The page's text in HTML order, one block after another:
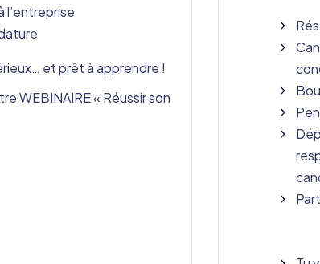
l’entreprise
et prêt à apprendre !
WEBINAIRE « Réussir son